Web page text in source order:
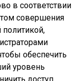
в соответствии
совершения
обеспечить
уровень